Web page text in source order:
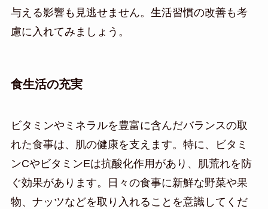
与える影響も見逃せません。生活習慣の改善も考
慮に入れてみましょう。
食生活の充実
ビタミンやミネラルを豊富に含んだバランスの取
れた食事は、肌の健康を支えます。特に、ビタミ
ンCやビタミンEは抗酸化作用があり、肌荒れを防
ぐ効果があります。日々の食事に新鮮な野菜や果
物、ナッツなどを取り入れることを意識してくだ